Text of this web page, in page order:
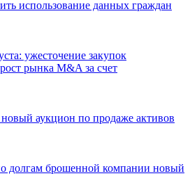
использование данных граждан
ужесточение закупок
рынка M&A за счет
аукцион по продаже активов
долгам брошенной компании новый